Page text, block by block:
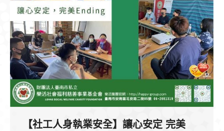
【社工人身執業安全】讓心安定 完美